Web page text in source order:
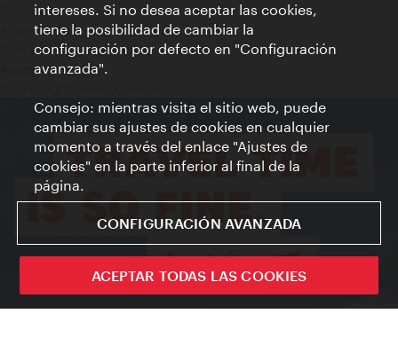
Terms of Use
Accesibilidad
Contacto para la prensa
Ajustes de cookie
intereses. Si no desea aceptar las cookies,
tiene la posibilidad de cambiar la
configuración por defecto en "Configuración
avanzada".
Consejo: mientras visita el sitio web, puede
cambiar sus ajustes de cookies en cualquier
momento a través del enlace "Ajustes de
cookies" en la parte inferior al final de la
página.
CONFIGURACIÓN AVANZADA
ACEPTAR TODAS LAS COOKIES